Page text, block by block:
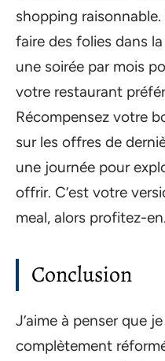
shopping
faire des folies dans
une soirée par mois
votre restaurant
Récompensez votre
sur les offres de
une journée pour
offrir. C’est votre
meal, alors profitez-en.
Conclusion
J’aime à penser que
complètement